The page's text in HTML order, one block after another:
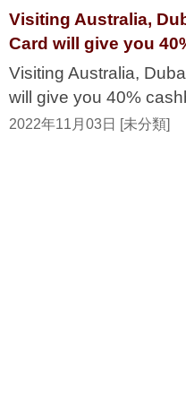
Visiting Australia,
Card will give you
Visiting Australia,
will give you 40%
2022年11月03日 [未分類]